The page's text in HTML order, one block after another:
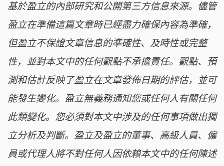
基於盈立的內部研究和公開第三方信息來源。儘管
盈立在準備這篇文章時已經盡力確保內容為準確，
但盈立不保證文章信息的準確性、及時性或完整
性，並對本文中的任何觀點不承擔責任。觀點、預
測和估計反映了盈立在文章發佈日期的評估，並可
能發生變化。盈立無義務通知您或任何人有關任何
此類變化。您必須對本文中涉及的任何事項做出獨
立分析及判斷。盈立及盈立的董事、高級人員、僱
員或代理人將不對任何人因依賴本文中的任何陳述